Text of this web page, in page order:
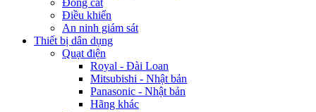
Điều khiển
An ninh giám sát
Thiết bị dân dụng
Quạt điện
Royal - Đài Loan
Mitsubishi - Nhật bản
Panasonic - Nhật bản
Hãng khác